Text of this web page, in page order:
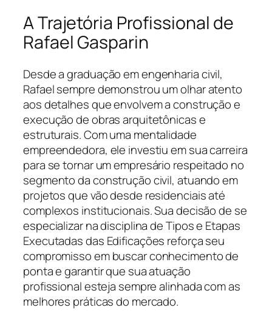
A Trajetória Profissional de
Rafael Gasparin
Desde a graduação em engenharia civil,
Rafael sempre demonstrou um olhar atento
aos detalhes que envolvem a construção e
execução de obras arquitetônicas e
estruturais. Com uma mentalidade
empreendedora, ele investiu em sua carreira
para se tornar um empresário respeitado no
segmento da construção civil, atuando em
projetos que vão desde residenciais até
complexos institucionais. Sua decisão de se
especializar na disciplina de Tipos e Etapas
Executadas das Edificações reforça seu
compromisso em buscar conhecimento de
ponta e garantir que sua atuação
profissional esteja sempre alinhada com as
melhores práticas do mercado.